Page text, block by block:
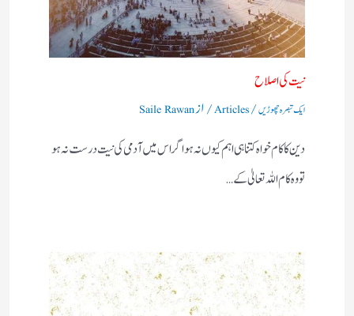
نیت کی اصلاح
ایک تبصرہ چھوڑیں/
Articles/ ازSaile Rawan
دین کا کام خواہ کتنا ہی اہم کیوں نہ ہو اگر اس میں آدمی کی نیت درست نہ ہو
تو وہ کام اللہ تعالیٰ کے…